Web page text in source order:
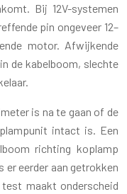
Bij 12V-systemen
pin ongeveer 12–
motor. Afwijkende
de kabelboom, slechte
is na te gaan of de
intact is. Een
richting koplamp
er eerder aan getrokken
maakt onderscheid